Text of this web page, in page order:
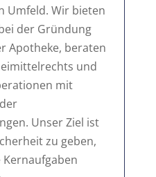
Umfeld. Wir bieten
der Gründung
Apotheke, beraten
und
mit
Unser Ziel ist
zu geben,